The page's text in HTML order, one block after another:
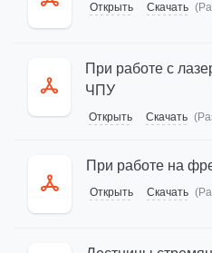
Открыть Скачать
При работе с
ЧПУ
Открыть Скачать
При работе на
Открыть Скачать